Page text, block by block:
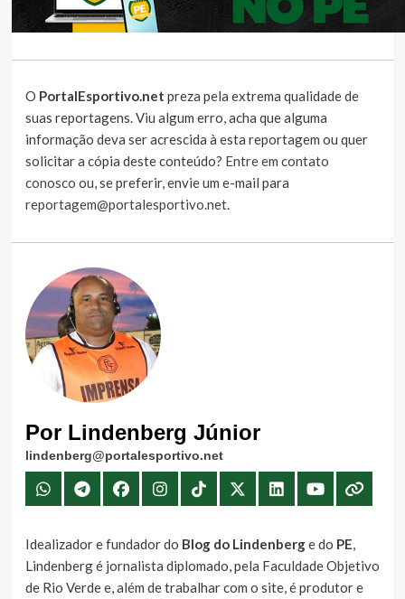
O PortalEsportivo.net preza pela extrema qualidade de
suas reportagens. Viu algum erro, acha que alguma
informação deva ser acrescida à esta reportagem ou quer
solicitar a cópia deste conteúdo? Entre em contato
conosco ou, se preferir, envie um e-mail para
reportagem@portalesportivo.net.
Por Lindenberg Júnior
lindenberg@portalesportivo.net
Idealizador e fundador do Blog do Lindenberge do PE
Lindenberg é jornalista diplomado, pela Faculdade Objetivo
de Rio Verde e, além de trabalhar com o site, é produtor e